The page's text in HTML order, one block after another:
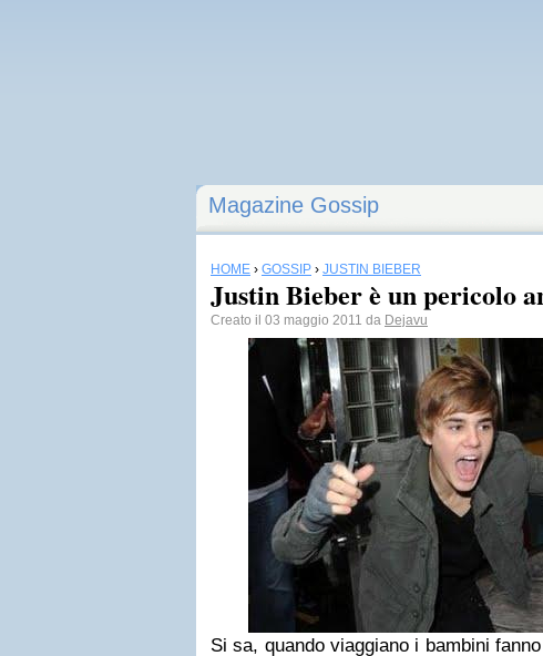
Magazine Gossip
HOME › GOSSIP › JUSTIN BIEBER
Justin Bieber è un pericolo
Creato il 03 maggio 2011 da Dejavu
Si sa, quando viaggiano i bambini